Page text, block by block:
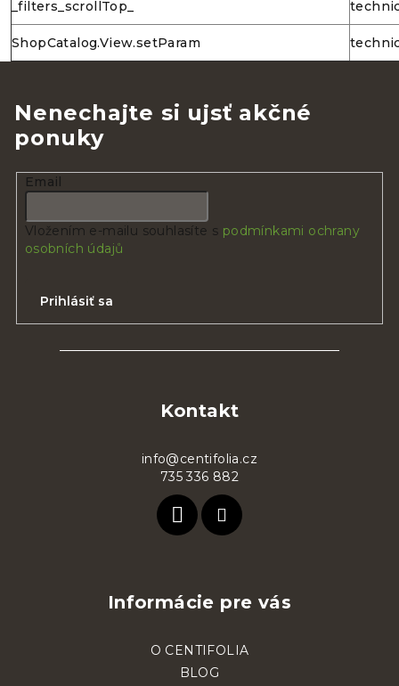
_filters_scrollTop_
ShopCatalog.View.setParam
Nenechajte si ujsť akčné
ponuky
Email
Vložením e-mailu souhlasíte s podmínkami ochrany
osobních údajů
Prihlásiť sa
Kontakt
info@centifolia.cz
735 336 882
Informácie pre vás
O CENTIFOLIA
BLOG